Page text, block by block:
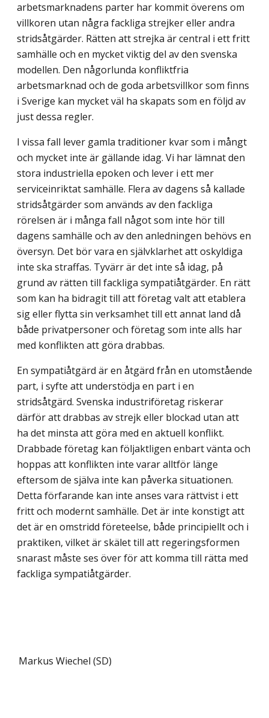
arbetsmarknadens parter har kommit överens om
villkoren utan några fackliga strejker eller andra
stridsåtgärder. Rätten att strejka är central i ett fritt
samhälle och en mycket viktig del av den svenska
modellen. Den någorlunda konfliktfria
arbetsmarknad och de goda arbetsvillkor som finns
i Sverige kan mycket väl ha skapats som en följd av
just dessa regler.
I vissa fall lever gamla traditioner kvar som i mångt
och mycket inte är gällande idag. Vi har lämnat den
stora industriella epoken och lever i ett mer
serviceinriktat samhälle. Flera av dagens så kallade
stridsåtgärder som används av den fackliga
rörelsen är i många fall något som inte hör till
dagens samhälle och av den anledningen behövs en
översyn. Det bör vara en självklarhet att oskyldiga
inte ska straffas. Tyvärr är det inte så idag, på
grund av rätten till fackliga sympatiåtgärder. En rätt
som kan ha bidragit till att företag valt att etablera
sig eller flytta sin verksamhet till ett annat land då
både privatpersoner och företag som inte alls har
med konflikten att göra drabbas.
En sympatiåtgärd är en åtgärd från en utomstående
part, i syfte att understödja en part i en
stridsåtgärd. Svenska industriföretag riskerar
därför att drabbas av strejk eller blockad utan att
ha det minsta att göra med en aktuell konflikt.
Drabbade företag kan följaktligen enbart vänta och
hoppas att konflikten inte varar alltför länge
eftersom de själva inte kan påverka situationen.
Detta förfarande kan inte anses vara rättvist i ett
fritt och modernt samhälle. Det är inte konstigt att
det är en omstridd företeelse, både principiellt och i
praktiken, vilket är skälet till att regeringsformen
snarast måste ses över för att komma till rätta med
fackliga sympatiåtgärder.
Markus Wiechel (SD)